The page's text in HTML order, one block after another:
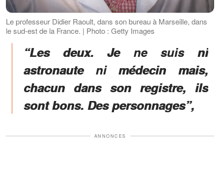
Le professeur Didier Raoult, dans son bureau à Marseille, dans
le sud-est de la France. | Photo : Getty Images
“Les deux. Je ne suis ni
astronaute ni médecin mais,
chacun dans son registre, ils
sont bons. Des personnages”,
ANNONCES